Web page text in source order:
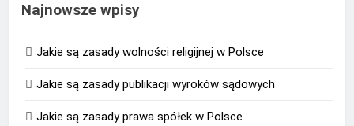
Najnowsze wpisy
Jakie są zasady wolności religijnej w Polsce
Jakie są zasady publikacji wyroków sądowych
Jakie są zasady prawa spółek w Polsce